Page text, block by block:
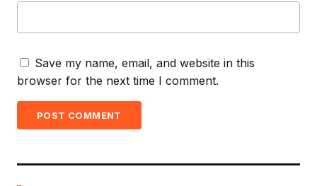
Save my name, email, and website in this
browser for the next time I comment.
POST COMMENT